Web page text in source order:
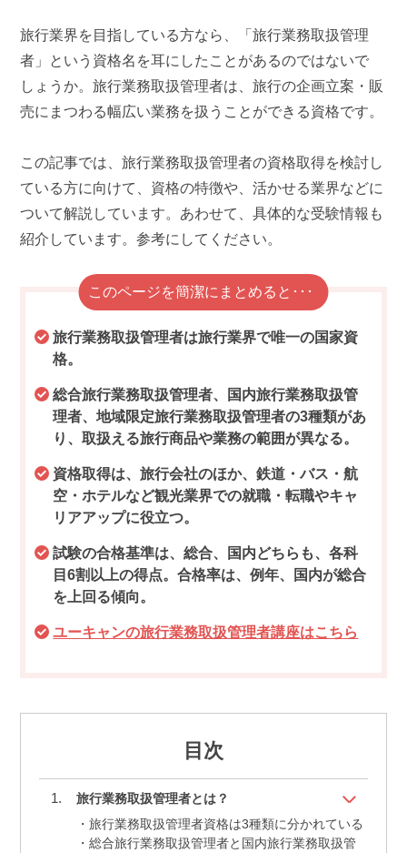
旅行業界を目指している方なら、「旅行業務取扱管理
者」という資格名を耳にしたことがあるのではないで
しょうか。旅行業務取扱管理者は、旅行の企画立案・販
売にまつわる幅広い業務を扱うことができる資格です。
この記事では、旅行業務取扱管理者の資格取得を検討し
ている方に向けて、資格の特徴や、活かせる業界などに
ついて解説しています。あわせて、具体的な受験情報も
紹介しています。参考にしてください。
このページを簡潔にまとめると･･･
旅行業務取扱管理者は旅行業界で唯一の国家資
格。
総合旅行業務取扱管理者、国内旅行業務取扱管
理者、地域限定旅行業務取扱管理者の3種類があ
り、取扱える旅行商品や業務の範囲が異なる。
資格取得は、旅行会社のほか、鉄道・バス・航
空・ホテルなど観光業界での就職・転職やキャ
リアアップに役立つ。
試験の合格基準は、総合、国内どちらも、各科
目6割以上の得点。合格率は、例年、国内が総合
を上回る傾向。
ユーキャンの旅行業務取扱管理者講座はこちら
目次
旅行業務取扱管理者とは？
旅行業務取扱管理者資格は3種類に分かれている
総合旅行業務取扱管理者と国内旅行業務取扱管